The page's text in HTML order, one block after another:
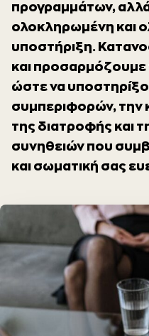
προγραμμάτων,
ολοκληρωμένη και
υποστήριξη.
και προσαρμόζουμε
ώστε να
συμπεριφορών, την
της διατροφής και
συνηθειών που
και σωματική σας